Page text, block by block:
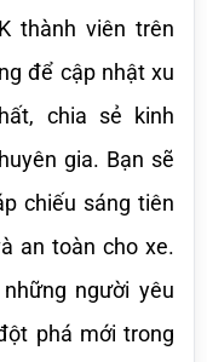
thành viên trên
để cập nhật xu
chia sẻ kinh
gia. Bạn sẽ
chiếu sáng tiên
an toàn cho xe.
người yêu
phá mới trong